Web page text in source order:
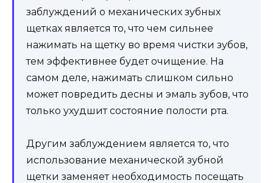
заблуждений о механических зубных
щетках является то, что чем сильнее
нажимать на щетку во время чистки зубов,
тем эффективнее будет очищение. На
самом деле, нажимать слишком сильно
может повредить десны и эмаль зубов, что
только ухудшит состояние полости рта.
Другим заблуждением является то, что
использование механической зубной
щетки заменяет необходимость посещать